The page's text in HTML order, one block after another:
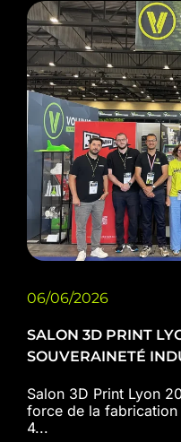
06/06/2026
SALON 3D PRINT
SOUVERAINETÉ
Salon 3D Print Lyon
force de la
4...